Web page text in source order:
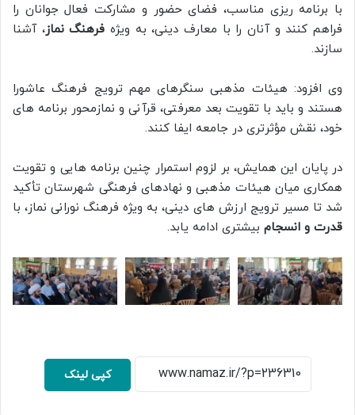
با برنامه ریزی مناسب، فضای حضور و مشارکت فعال جوانان را
فراهم کنند و آنان را با معارف دینی، به ویژه فرهنگ نماز، آشنا
سازند.
وی افزود: هیئات مذهبی سنگرهای مهم ترویج فرهنگ عاشورا
هستند و باید با تقویت بعد معرفتی، قرآنی و نمازمحور برنامه های
خود، نقش مؤثرتری در جامعه ایفا کنند.
در پایان این همایش، بر لزوم استمرار چنین برنامه هایی و تقویت
همکاری میان هیئات مذهبی و نهادهای فرهنگی شهرستان تأکید
شد تا مسیر ترویج ارزش های دینی، به ویژه فرهنگ نورانی نماز، با
قدرت و انسجام بیشتری ادامه یابد.
کپی لینک